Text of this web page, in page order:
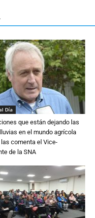
Día
que están dejando las
en el mundo agrícola
comenta el Vice-
de la SNA